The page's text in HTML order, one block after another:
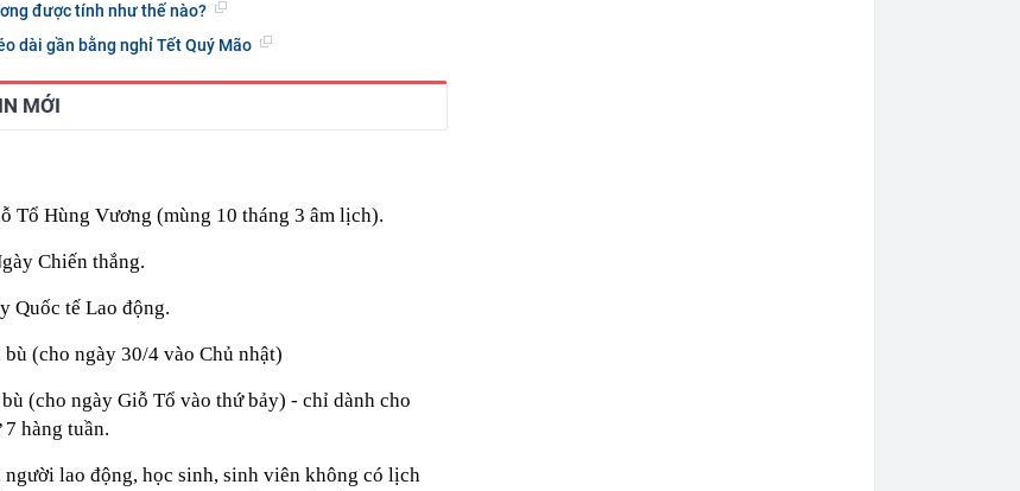
lịch nghỉ lễ Quốc khánh năm 2026
lượng trọng yếu của Ukraine
độ thai sản khi sinh con thứ hai
doanh số' toàn cầu, BYD muốn vượt mặt nhưng
ở một điểm
được tính như thế nào?
dài gần bằng nghỉ Tết Quý Mão
MỚI
Tổ Hùng Vương (mùng 10 tháng 3 âm lịch).
Chiến thắng.
Quốc tế Lao động.
(cho ngày 30/4 vào Chủ nhật)
(cho ngày Giỗ Tổ vào thứ bảy) - chỉ dành cho
hàng tuần.
lao động, học sinh, sinh viên không có lịch